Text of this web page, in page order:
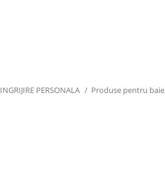
INGRIJIRE PERSONALA Produse pentru